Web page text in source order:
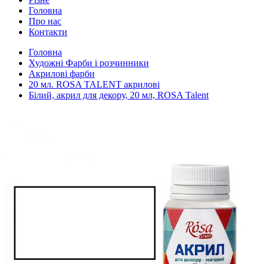
Головна
Про нас
Контакти
Головна
Художні Фарби і розчинники
Акрилові фарби
20 мл. ROSA TALENT акрилові
Білий, акрил для декору, 20 мл, ROSA Talent